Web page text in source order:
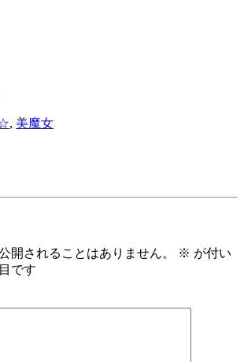
, 美魔女
開されることはありません。 ※ が付い
です